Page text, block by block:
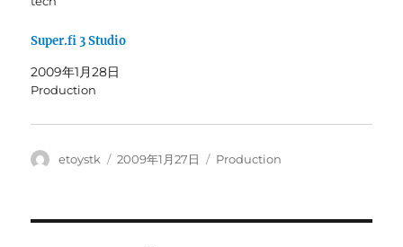
開
き
す
)
新
し
ウ
ウ
き
ま
Super.fi 3 Studio
2009年1月28日
Production
投
etoystk
投
2009年1月27日
カ
Production